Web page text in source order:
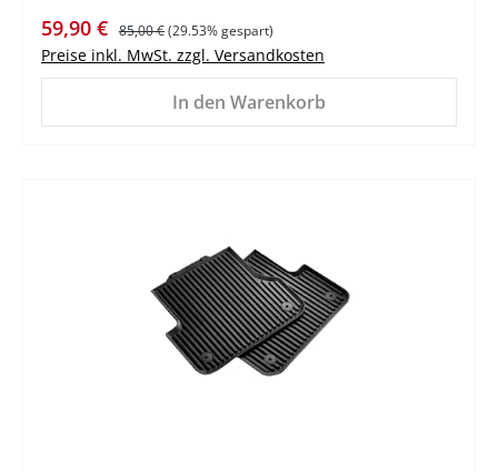
Verkaufspreis:
59,90 € Regulärer Preis:
85,00 €(29.53% gespart)
Preise inkl. MwSt. zzgl. Versandkosten
In den Warenkorb